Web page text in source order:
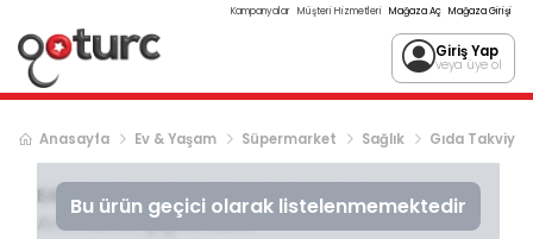
Kampanyalar Müşteri Hizmetleri Mağaza Aç Mağaza Girişi
Giriş Yap
veya üye ol
Anasayfa Ev & Yaşam Süpermarket Sağlık Gıda
Bu ürün geçici olarak listelenmemektedir
EASYVİT EasyFishoil Plus Balık Yağı Tutti Frutti
Aromalı 30 Çiğnenebilir